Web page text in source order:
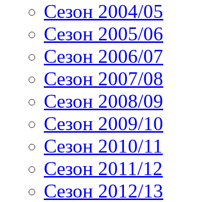
Сезон 2004/05
Сезон 2005/06
Сезон 2006/07
Сезон 2007/08
Сезон 2008/09
Сезон 2009/10
Сезон 2010/11
Сезон 2011/12
Сезон 2012/13